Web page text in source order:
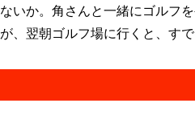
いか。角さんと一緒にゴルフ
、翌朝ゴルフ場に行くと、す